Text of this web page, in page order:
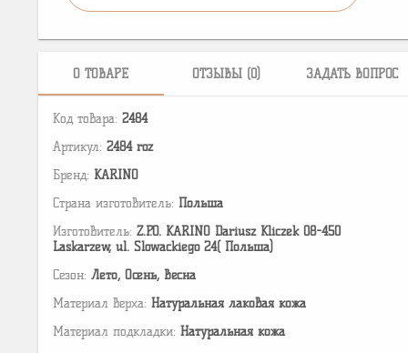
О ТОВАРЕ ОТЗЫВЫ (0) ЗАДАТЬ ВОПРОС
Код товара: 2484
Артикул: 2484 roz
Бренд: KARINO
Страна изготовитель: Польша
Изготовитель: Z.P.O. KARINO Dariusz Kliczek 08-450
Laskarzew, ul. Slowackiego 24( Польша)
Сезон: Лето, Осень, Весна
Материал верха: Натуральная лаковая кожа
Материал подкладки: Натуральная кожа